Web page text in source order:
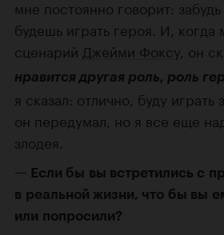
мне постоянно говорит: забудь
будешь играть героя. И,
сценарий Джейми Фоксу , он
нравится другая роль, роль
я сказал: отлично, буду
он передумал, но я все еще
злодея.
Если бы вы встретились с
в реальной жизни, что бы вы
или попросили?